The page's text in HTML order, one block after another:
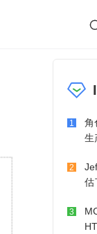
微服
1
角
生
2
估
3